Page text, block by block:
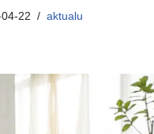
22 aktualu